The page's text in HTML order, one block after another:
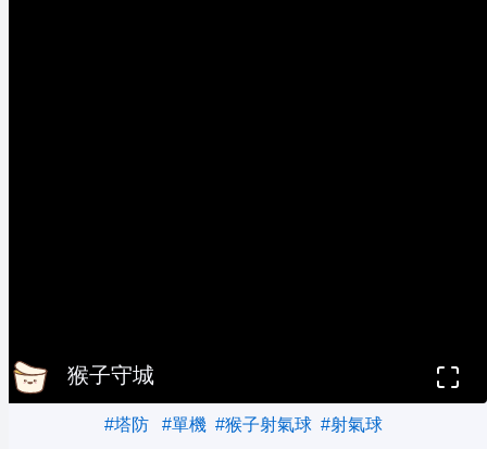
猴子守城
#塔防 #單機 #猴子射氣球 #射氣球